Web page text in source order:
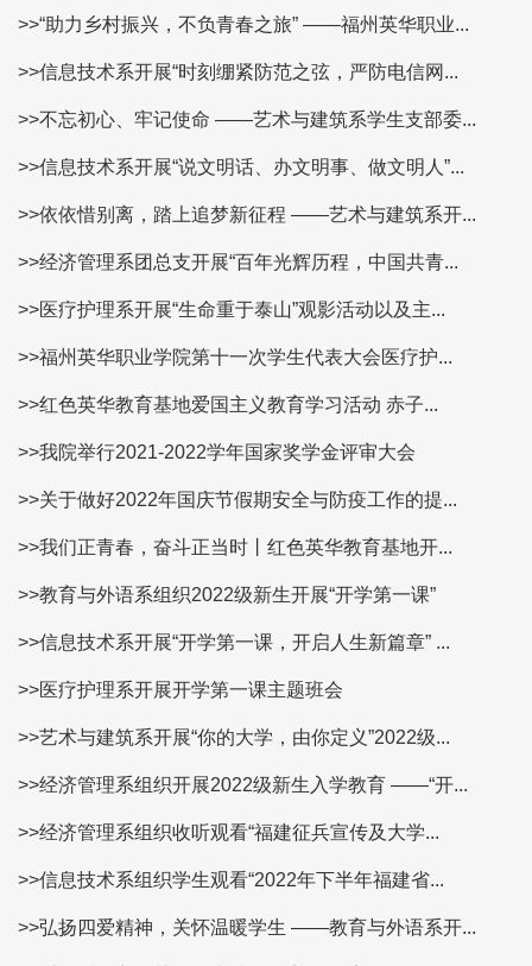
>>“助力乡村振兴，不负青春之旅” ——福州英华职业...
>>信息技术系开展“时刻绷紧防范之弦，严防电信网...
>>不忘初心、牢记使命 ——艺术与建筑系学生支部委...
>>信息技术系开展“说文明话、办文明事、做文明人”...
>>依依惜别离，踏上追梦新征程 ——艺术与建筑系开...
>>经济管理系团总支开展“百年光辉历程，中国共青...
>>医疗护理系开展“生命重于泰山”观影活动以及主...
>>福州英华职业学院第十一次学生代表大会医疗护...
>>红色英华教育基地爱国主义教育学习活动 赤子...
>>我院举行2021-2022学年国家奖学金评审大会
>>关于做好2022年国庆节假期安全与防疫工作的提...
>>我们正青春，奋斗正当时丨红色英华教育基地开...
>>教育与外语系组织2022级新生开展“开学第一课”
>>信息技术系开展“开学第一课，开启人生新篇章” ...
>>医疗护理系开展开学第一课主题班会
>>艺术与建筑系开展“你的大学，由你定义”2022级...
>>经济管理系组织开展2022级新生入学教育 ——“开...
>>经济管理系组织收听观看“福建征兵宣传及大学...
>>信息技术系组织学生观看“2022年下半年福建省...
>>弘扬四爱精神，关怀温暖学生 ——教育与外语系开...